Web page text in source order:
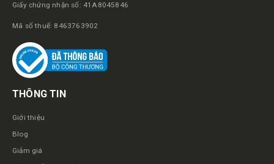
Giấy chứng nhận số: 41A8045846
Mã số thuế: 8463763902
THÔNG TIN
Giới thiệu
Blog
Giảm giá